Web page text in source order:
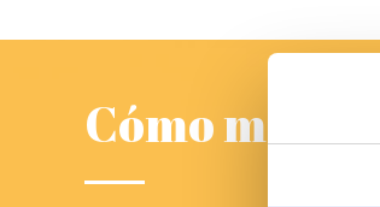
Cómo medir